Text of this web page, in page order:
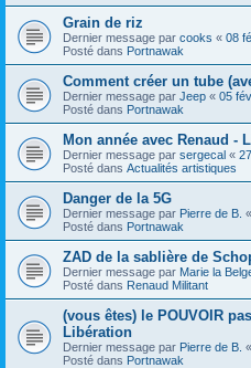
Grain de riz
Dernier message par cooks « 08
Posté dans Portnawak
Comment créer un tube
Dernier message par Jeep « 05
Posté dans Portnawak
Mon année avec Renaud -
Dernier message par sergecal «
Posté dans Actualités artistiques
Danger de la 5G
Dernier message par Pierre de B. «
Posté dans Portnawak
ZAD de la sablière de
Dernier message par Marie la
Posté dans Renaud Militant
(vous êtes) le POUVOIR
Libération
Dernier message par Pierre de B. «
Posté dans Portnawak